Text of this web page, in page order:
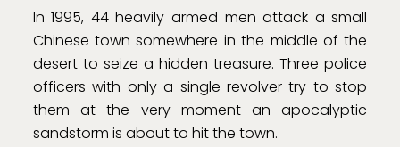
In 1995, 44 heavily armed men attack a small
Chinese town somewhere in the middle of the
desert to seize a hidden treasure. Three police
officers with only a single revolver try to stop
them at the very moment an apocalyptic
sandstorm is about to hit the town.